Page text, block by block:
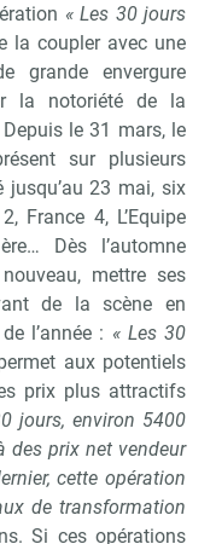
« Les 30 jours
la coupler avec une
grande envergure
la notoriété de la
le 31 mars, le
sur plusieurs
23 mai, six
France 4, L’Equipe
Dès l’automne
mettre ses
de la scène en
l’année : « Les 30
aux potentiels
prix plus attractifs
jours, environ 5400
des prix net vendeur
cette opération
de transformation
Si ces opérations